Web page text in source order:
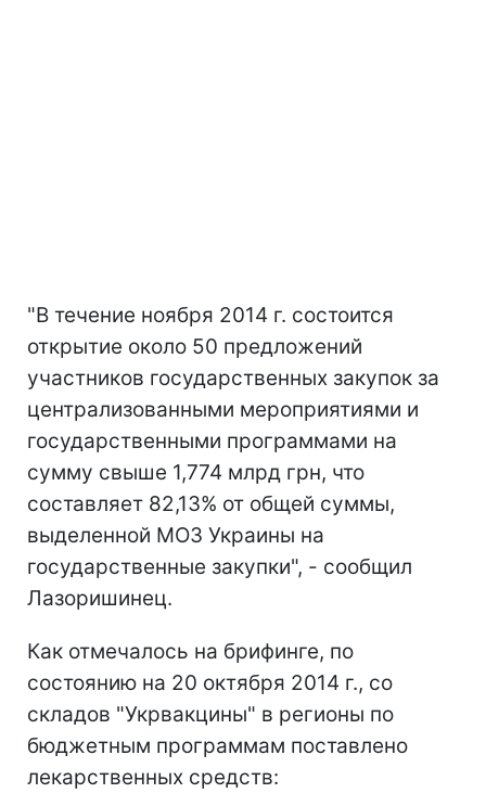
"В течение ноября 2014 г. состоится
открытие около 50 предложений
участников государственных закупок за
централизованными мероприятиями и
государственными программами на
сумму свыше 1,774 млрд грн, что
составляет 82,13% от общей суммы,
выделенной МОЗ Украины на
государственные закупки", - сообщил
Лазоришинец.
Как отмечалось на брифинге, по
состоянию на 20 октября 2014 г., со
складов "Укрвакцины" в регионы по
бюджетным программам поставлено
лекарственных средств: